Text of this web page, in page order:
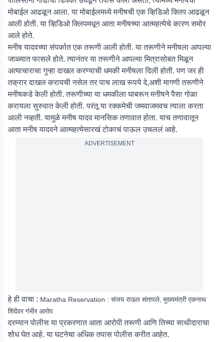
मोबाईल आढळून आला. या मोबाईलमध्ये मनीषची एक व्हिडिओ क्लिप आढळून
आली होती. या व्हिडिओ क्लिपमधून आता मनीषच्या आत्महत्येचे कारण समोर
आले होते.
मनीष यादवच्या संपर्कात एक तरूणी आली होती. या तरूणीने मनीषला आपल्या
जाळ्यात फासले होते. त्यानंतर या तरूणीने आपल्या मित्रासोबत मिळून
अत्याचाराचा गुन्हा दाखल करण्याची धमकी मनीषला दिली होती. पण जर ही
तक्रार दाखल करायची नसेल तर पाच लाख रूपये दे,अशी मागणी तरूणीने
मनीषकडे केली होती. तरूणीच्या या धमकीला घाबरून मनीषने पैसा गोळा
करायला सुरुवात केली होती. परंतू या रक्कमेची जमवाजमवच त्याला करता
आली नव्हती. यामुळे मनीष यादव मानसिक तणावात होता. याच तणावातून
आता मनीष यादवने आत्महत्येसारखं टोकाचं पाऊल उचललं आहे.
ADVERTISEMENT
हे ही वाचा : Maratha Reservation : संजय राऊत संतापले, मुख्यमंत्री एकनाथ
शिंदेंवर गंभीर आरोप
दरम्यान पोलीस या प्रकरणात आता आरोपी तरूणी आणि तिच्या साथीदाराचा
शोध घेत आहे. या घटनेचा अधिक तपास पोलीस करीत आहेत.